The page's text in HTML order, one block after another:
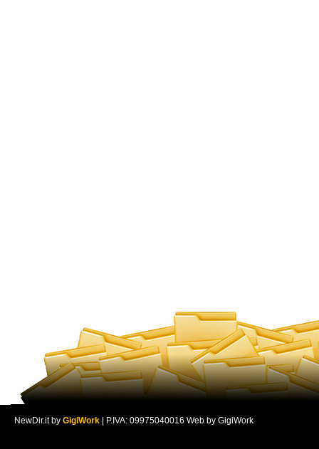
NewDir.it by GigiWork | P.IVA: 09975040016 Web by GigiWork